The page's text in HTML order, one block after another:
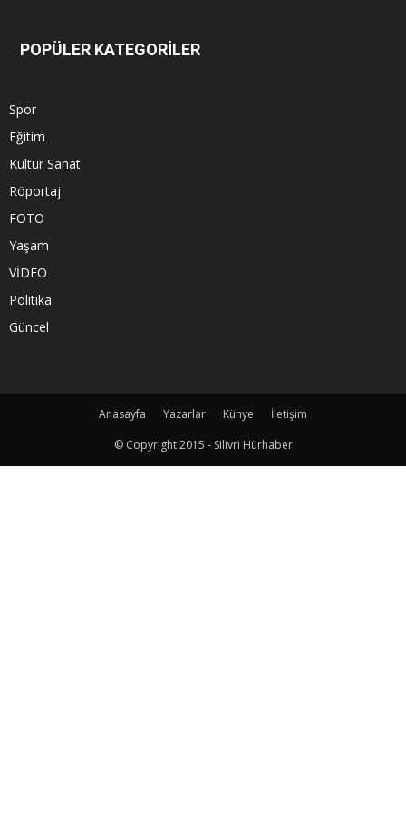
POPÜLER KATEGORİLER
Spor
Eğitim
Kültür Sanat
Röportaj
FOTO
Yaşam
VİDEO
Politika
Güncel
Anasayfa Yazarlar Künye
İletişim
© Copyright 2015 - Silivri Hürhaber